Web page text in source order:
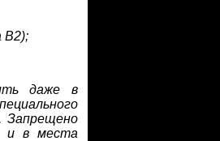
В2);
даже в
Запрещено
и в места